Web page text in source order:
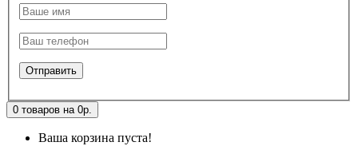
0 товаров на 0р.
Ваша корзина пуста!